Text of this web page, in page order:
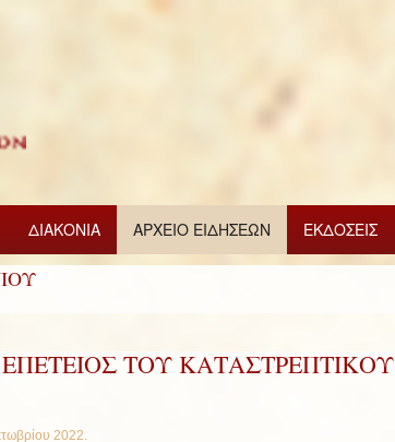
ΔΙΑΚΟΝΙΑ ΑΡΧΕΙΟ ΕΙΔΗΣΕΩΝ ΕΚΔΟΣΕΙΣ
ΤΟΥ ΚΑΤΑΣΤΡΕΠΤΙΚΟΥ
2022.